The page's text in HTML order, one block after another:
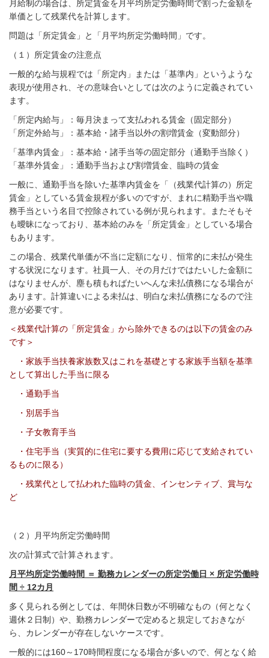
月給制の場合は、所定賃金を月平均所定労働時間で割った金額を
単価として残業代を計算します。
問題は「所定賃金」と「月平均所定労働時間」です。
（１）所定賃金の注意点
一般的な給与規程では「所定内」または「基準内」というような
表現が使用され、その意味合いとしては次のように定義されてい
ます。
「所定内給与」：毎月決まって支払われる賃金（固定部分）
「所定外給与」：基本給・諸手当以外の割増賃金（変動部分）
「基準内賃金」：基本給・諸手当等の固定部分（通勤手当除く）
「基準外賃金」：通勤手当および割増賃金、臨時の賃金
一般に、通勤手当を除いた基準内賃金を「（残業代計算の）所定
賃金」としている賃金規程が多いのですが、まれに精勤手当や職
務手当という名目で控除されている例が見られます。またそもそ
も曖昧になっており、基本給のみを「所定賃金」としている場合
もあります。
この場合、残業代単価が不当に定額になり、恒常的に未払が発生
する状況になります。社員一人、その月だけではたいした金額に
はなりませんが、塵も積もればたいへんな未払債務になる場合が
あります。計算違いによる未払は、明白な未払債務になるので注
意が必要です。
＜残業代計算の「所定賃金」から除外できるのは以下の賃金のみ
です＞
・家族手当扶養家族数又はこれを基礎とする家族手当額を基準
として算出した手当に限る
・通勤手当
・別居手当
・子女教育手当
・住宅手当（実質的に住宅に要する費用に応じて支給されてい
るものに限る）
・残業代として払われた臨時の賃金、インセンティブ、賞与な
ど
（２）
月平均所定労働時間
次の計算式で計算されます。
月平均所定労働時間 ＝ 勤務カレンダーの所定労働日 × 所定労働時
間 ÷ 12カ月
多く見られる例としては、年間休日数が不明確なもの（何となく
週休２日制）や、勤務カレンダーで定めると規定しておきなが
ら、カレンダーが存在しないケースです。
一般的には160～170時間程度になる場合が多いので、何となく給